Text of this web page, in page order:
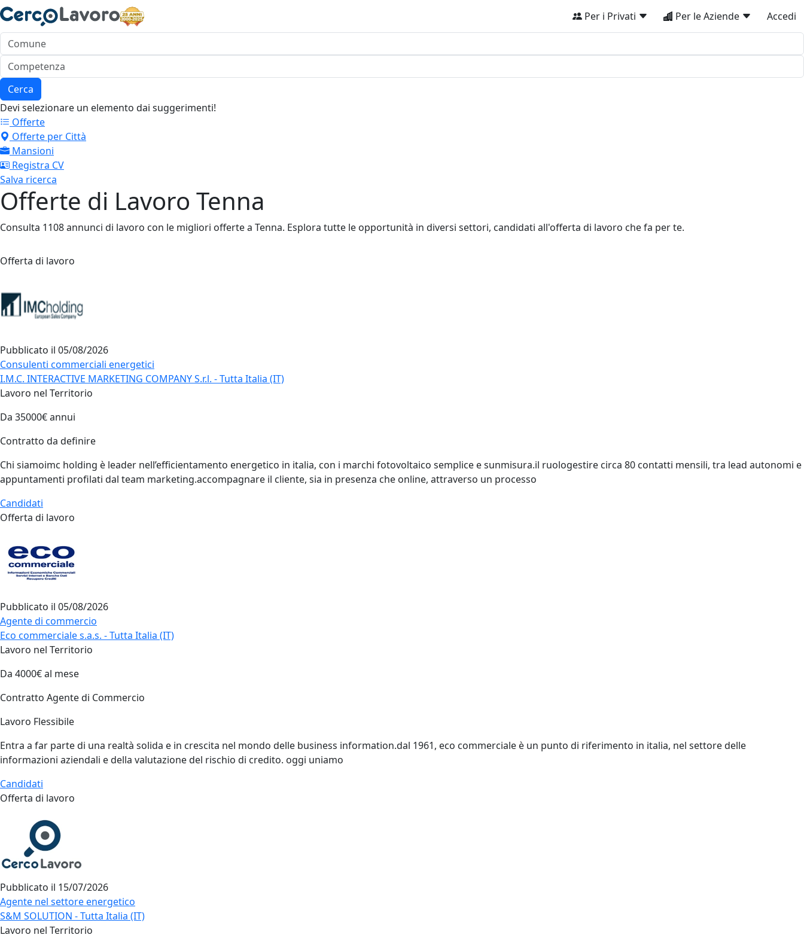
Per i Privati Per le Aziende Accedi
Cerca
Devi selezionare un elemento dai suggerimenti!
Offerte
Offerte per Città
Mansioni
Registra CV
Salva ricerca
Offerte di Lavoro Tenna
Consulta 1108 annunci di lavoro con le migliori offerte a Tenna. Esplora tutte le opportunità in diversi settori, candidati all'offerta di lavoro che fa per te.
Offerta di lavoro
Pubblicato il 05/08/2026
Consulenti commerciali energetici
I.M.C. INTERACTIVE MARKETING COMPANY S.r.l. - Tutta Italia (IT)
Lavoro nel Territorio
Da 35000€ annui
Contratto da definire
Chi siamoimc holding è leader nell’efficientamento energetico in italia, con i marchi fotovoltaico semplice e sunmisura.il ruologestire circa 80 contatti mensili, tra lead autonomi e
appuntamenti profilati dal team marketing.accompagnare il cliente, sia in presenza che online, attraverso un processo
Candidati
Offerta di lavoro
Pubblicato il 05/08/2026
Agente di commercio
Eco commerciale s.a.s. - Tutta Italia (IT)
Lavoro nel Territorio
Da 4000€ al mese
Contratto Agente di Commercio
Lavoro Flessibile
Entra a far parte di una realtà solida e in crescita nel mondo delle business information.dal 1961, eco commerciale è un punto di riferimento in italia, nel settore delle
informazioni aziendali e della valutazione del rischio di credito. oggi uniamo
Candidati
Offerta di lavoro
Pubblicato il 15/07/2026
Agente nel settore energetico
S&M SOLUTION - Tutta Italia (IT)
Lavoro nel Territorio